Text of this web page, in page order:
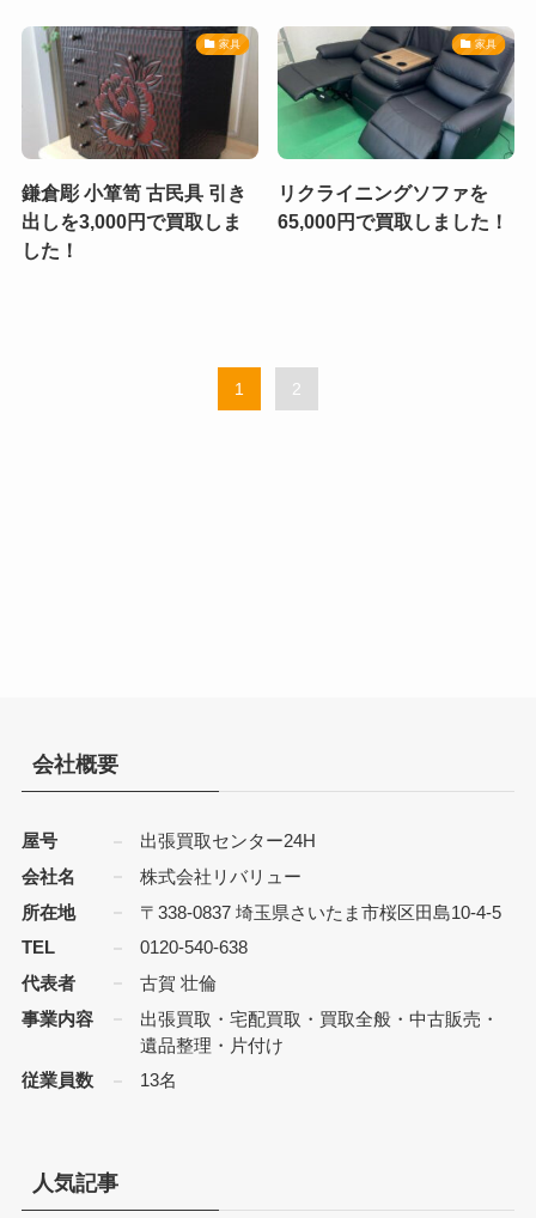
家具
鎌倉彫 小箪笥 古民具 引き
出しを3,000円で買取しま
した！
家具
リクライニングソファを
65,000円で買取しました！
1 2
会社概要
屋号
出張買取センター24H
会社名
株式会社リバリュー
所在地
〒338-0837 埼玉県さいたま市桜区田島10-4-5
TEL
0120-540-638
代表者
古賀 壮倫
事業内容
出張買取・宅配買取・買取全般・中古販売・
遺品整理・片付け
従業員数
13名
人気記事